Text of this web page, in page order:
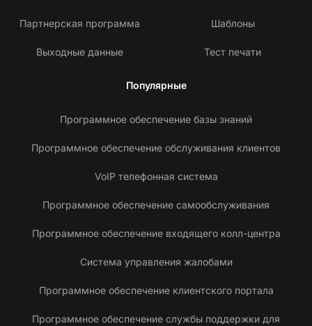
Партнерская программа
Выходные данные
Шаблоны
Тест печати
Популярные
Программное обеспечение базы знаний
Программное обеспечение обслуживания клиентов
VoIP телефонная система
Программное обеспечение самообслуживания
Программное обеспечение входящего колл-центра
Система управления жалобами
Программное обеспечение клиентского портала
Программное обеспечение службы поддержки для